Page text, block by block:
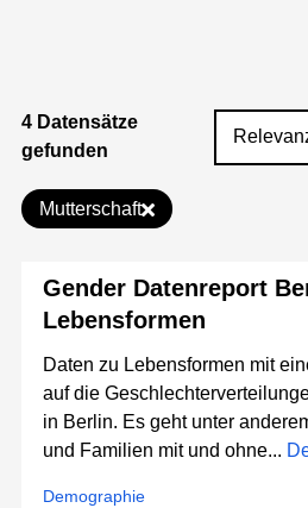
4 Datensätze
gefunden
Mutterschaft
Gender Datenreport
Lebensformen
Daten zu Lebensformen mit
auf die
in Berlin. Es geht unter
und Familien mit und ohne...
Demographie